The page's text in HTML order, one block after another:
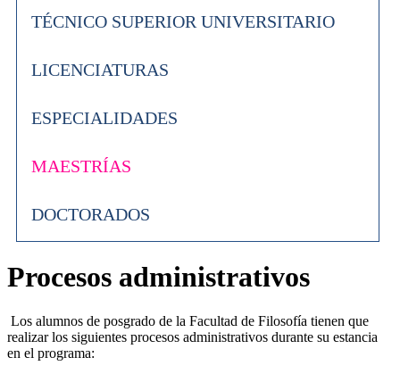
TÉCNICO SUPERIOR UNIVERSITARIO
LICENCIATURAS
ESPECIALIDADES
MAESTRÍAS
DOCTORADOS
Procesos administrativos
Los alumnos de posgrado de la Facultad de Filosofía tienen que
realizar los siguientes procesos administrativos durante su estancia
en el programa: